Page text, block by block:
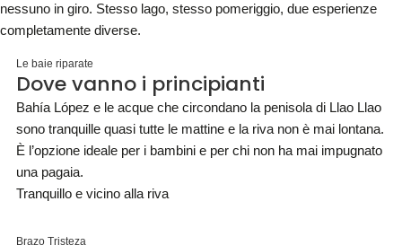
nessuno in giro. Stesso lago, stesso pomeriggio, due esperienze
completamente diverse.
Le baie riparate
Dove vanno i principianti
Bahía López e le acque che circondano la penisola di Llao Llao
sono tranquille quasi tutte le mattine e la riva non è mai lontana.
È l’opzione ideale per i bambini e per chi non ha mai impugnato
una pagaia.
Tranquillo e vicino alla riva
Brazo Tristeza